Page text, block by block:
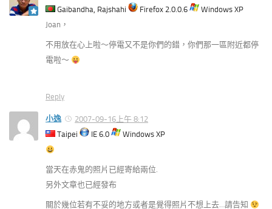
Gaibandha, Rajshahi
Firefox 2.0.0.6
Windows XP
Joan，
不用放在心上啦～停電又不是你們的錯，你們那一區附近都停
電啦～
Reply
小逸
2007-09-16上午 8:12
Taipei
IE 6.0 Windows XP
當天在赤鬼的照片已經寄給兩位.
另外文章也已經發布
關於幾位若有不妥的地方或者是覺得照片不想上去…請告知